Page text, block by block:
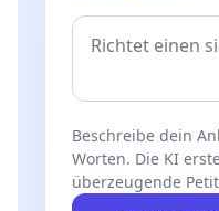
Beschreibe dein
Worten. Die KI
überzeugende